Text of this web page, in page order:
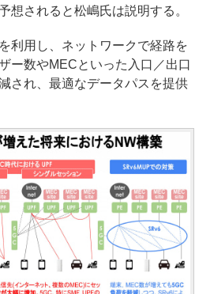
想されると松嶋氏は説明する。
利用し、ネットワークで経路を
ー数やMECといった入口／出口
され、最適なデータパスを提供